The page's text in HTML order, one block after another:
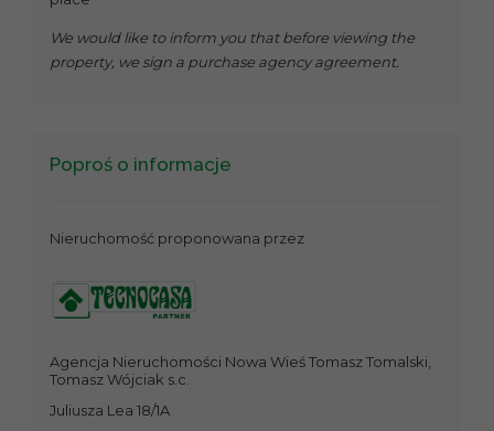
We would like to inform you that before viewing the
property, we sign a purchase agency agreement.
Poproś o informacje
Nieruchomość proponowana przez
Agencja Nieruchomości Nowa Wieś Tomasz Tomalski,
Tomasz Wójciak s.c.
Juliusza Lea 18/1A